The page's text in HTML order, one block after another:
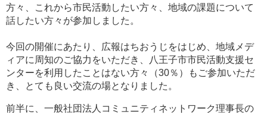
方々、これから市民活動したい方々、地域の課題について
話したい方々が参加しました。
今回の開催にあたり、広報はちおうじをはじめ、地域メデ
ィアに周知のご協力をいただき、八王子市市民活動支援セ
ンターを利用したことはない方々（30％）もご参加いただ
き、とても良い交流の場となりました。
前半に、一般社団法人コミュニティネットワーク理事長の